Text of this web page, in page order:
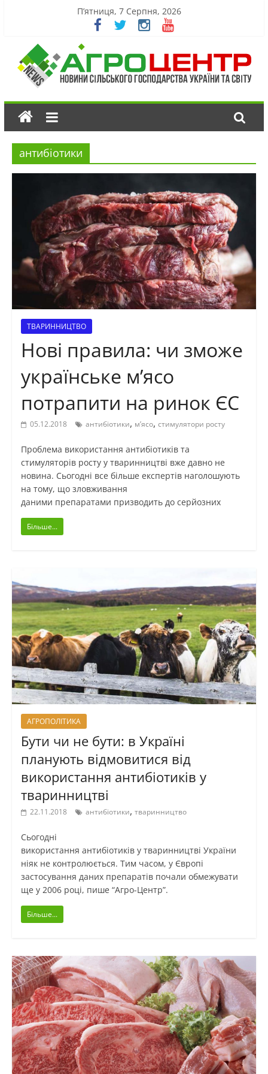
П’ятниця, 7 Серпня, 2026
антибіотики
ТВАРИННИЦТВО
Нові правила: чи зможе
українське м’ясо
потрапити на ринок ЄС
05.12.2018 антибіотики, м’ясо, стимулятори росту
Проблема використання антибіотиків та
стимуляторів росту у тваринництві вже давно не
новина. Сьогодні все більше експертів наголошують
на тому, що зловживання
даними препаратами призводить до серйозних
Більше...
АГРОПОЛІТИКА
Бути чи не бути: в Україні
планують відмовитися від
використання антибіотиків у
тваринництві
22.11.2018 антибіотики, тваринництво
Сьогодні
використання антибіотиків у тваринництві України
ніяк не контролюється. Тим часом, у Європі
застосування даних препаратів почали обмежувати
ще у 2006 році, пише “Агро-Центр”.
Більше...